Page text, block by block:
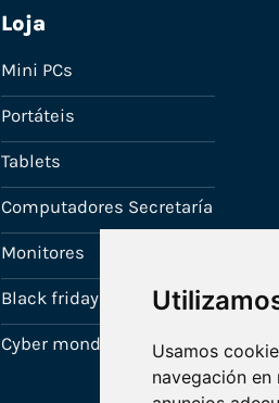
Usamos
navegación
Loja
Mini PCs
Portáteis
Tablets
Computadores Secretaría
Monitores
Black friday
Cyber monday